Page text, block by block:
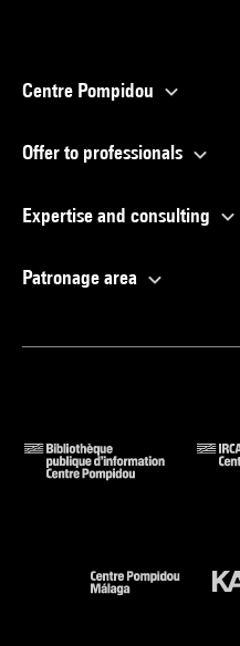
Centre Pompidou
Offer to professionals
Expertise and consulting
Patronage area